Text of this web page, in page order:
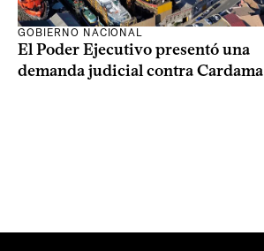
GOBIERNO NACIONAL
El Poder Ejecutivo presentó una
demanda judicial contra Cardama